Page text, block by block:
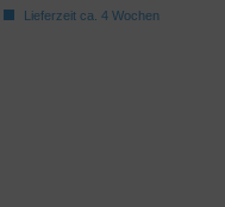
Lieferzeit ca. 4 Wochen